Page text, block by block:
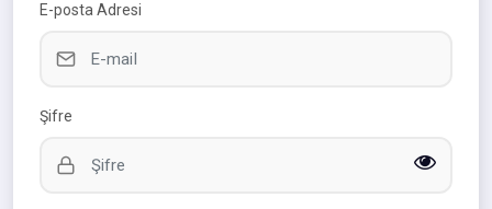
E-posta Adresi
Şifre